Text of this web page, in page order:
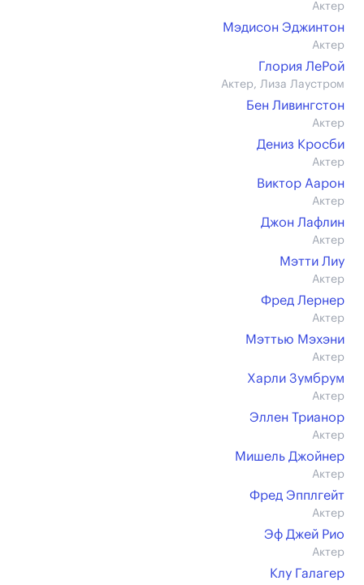
Актер
Мэдисон Эджинтон
Актер
Глория ЛеРой
Актер, Лиза Лаустром
Бен Ливингстон
Актер
Дениз Кросби
Актер
Виктор Аарон
Актер
Джон Лафлин
Актер
Мэтти Лиу
Актер
Фред Лернер
Актер
Мэттью Мэхэни
Актер
Харли Зумбрум
Актер
Эллен Трианор
Актер
Мишель Джойнер
Актер
Фред Эпплгейт
Актер
Эф Джей Рио
Актер
Клу Галагер